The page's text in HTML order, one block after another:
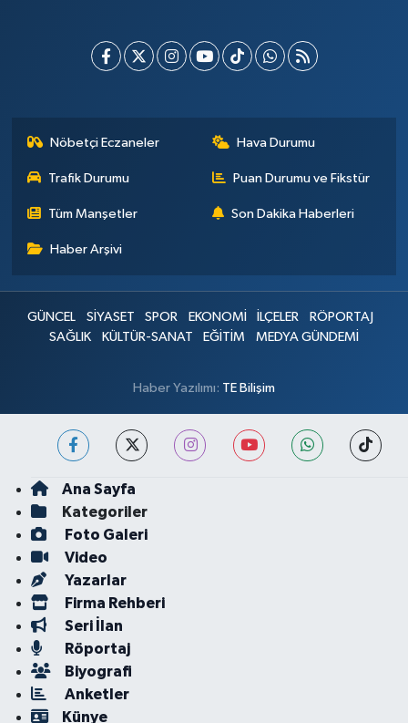
Nöbetçi Eczaneler Hava Durumu
Trafik Durumu Puan Durumu ve Fikstür
Tüm Manşetler Son Dakika Haberleri
Haber Arşivi
GÜNCEL SİYASET SPOR EKONOMİ İLÇELER
RÖPORTAJ
SAĞLIK
KÜLTÜR-SANAT EĞİTİM MEDYA GÜNDEMİ
Haber Yazılımı: TE Bilişim
Ana Sayfa
Kategoriler
Foto Galeri
Video
Yazarlar
Firma Rehberi
Seri İlan
Röportaj
Biyografi
Anketler
Künye